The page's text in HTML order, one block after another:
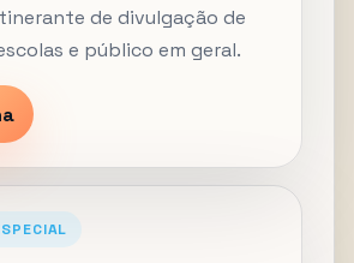
de divulgação de
e público em geral.